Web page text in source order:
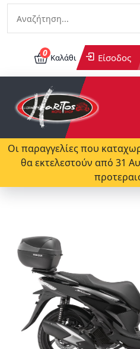
0 Καλάθι Είσοδος
Οι παραγγελίες που
θα εκτελεστούν από 31